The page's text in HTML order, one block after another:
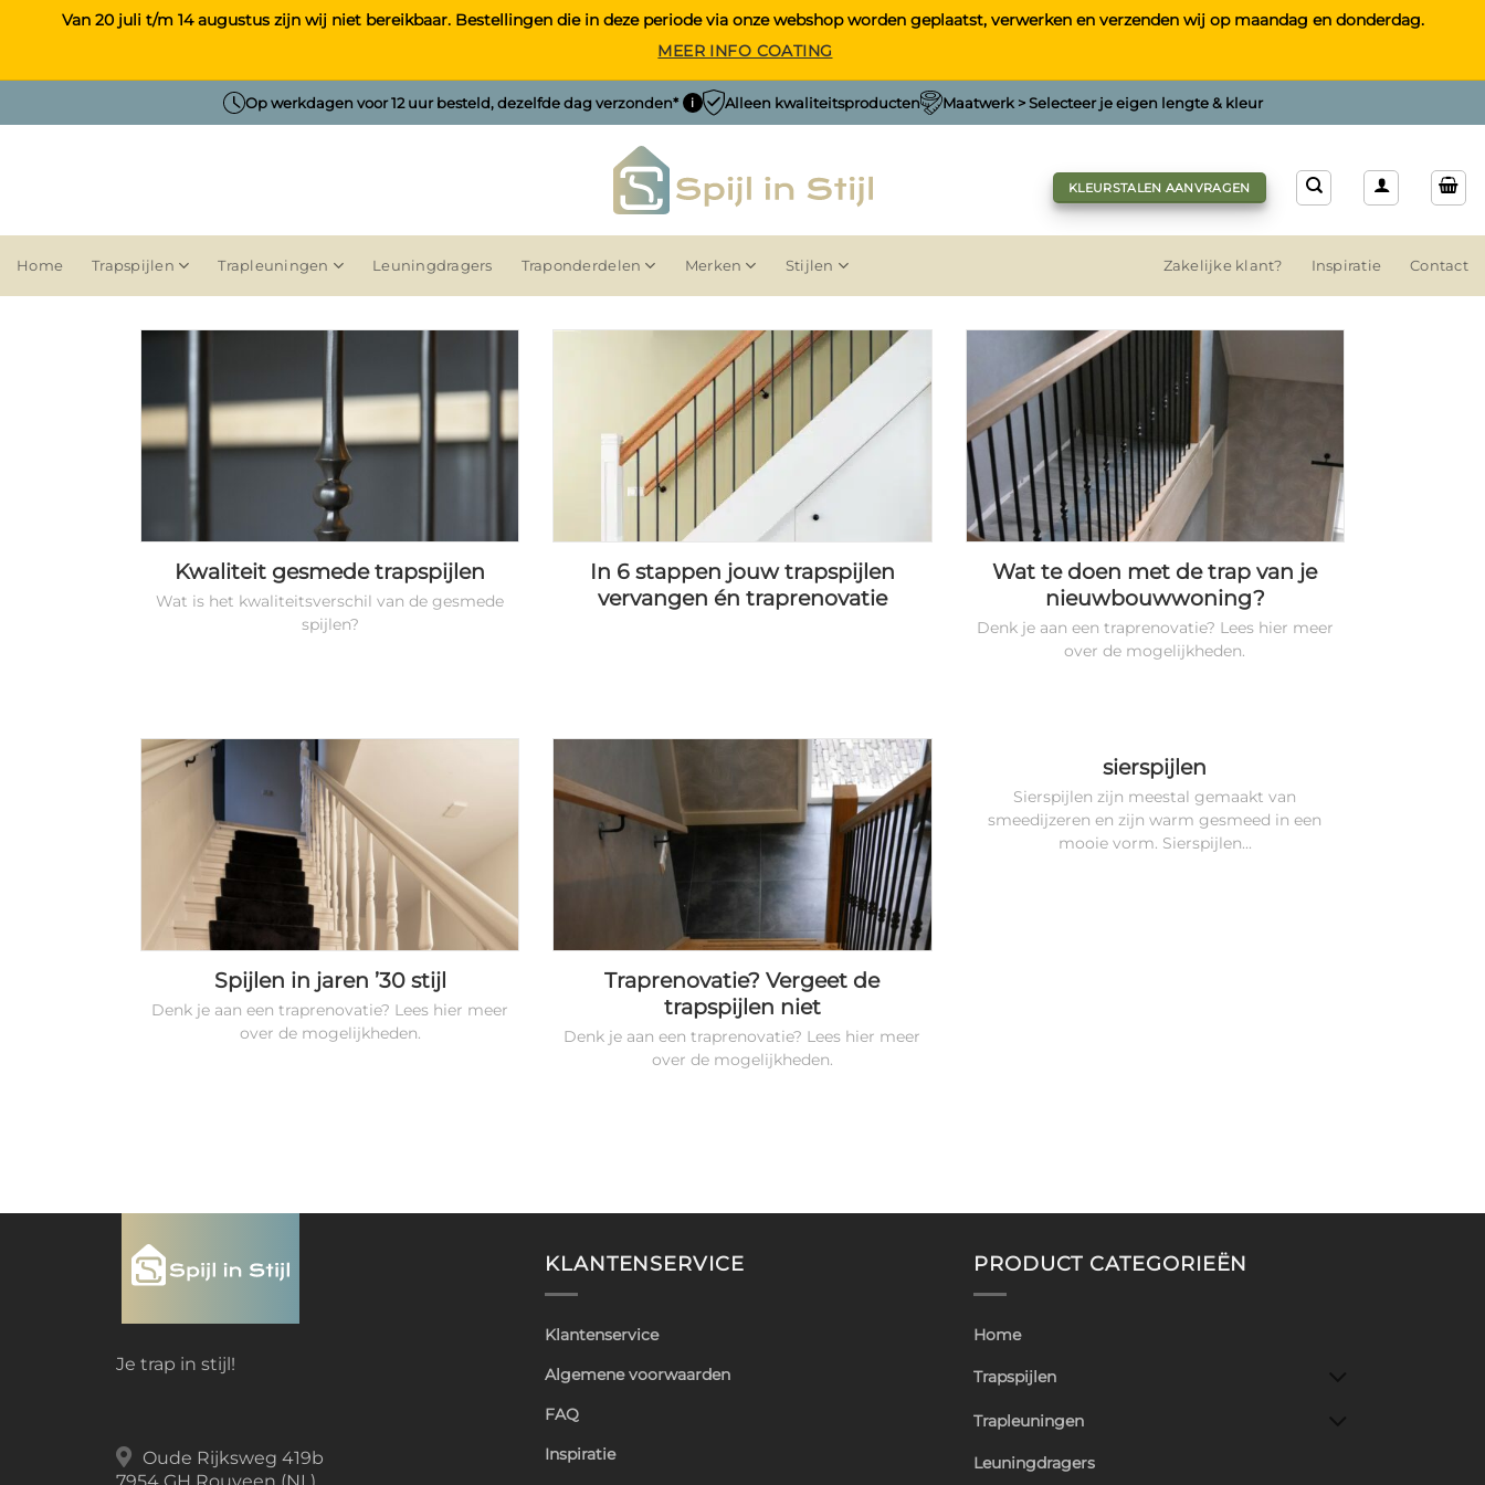
inhoud
Van 20 juli t/m 14 augustus zijn wij niet bereikbaar. Bestellingen die in deze periode via onze webshop worden geplaatst, verwerken en verzenden wij op maandag en donderdag.
MEER INFO COATING
Op werkdagen voor 12 uur besteld, dezelfde dag verzonden* i Alleen kwaliteitsproducten Maatwerk > Selecteer je eigen lengte & kleur
KLEURSTALEN AANVRAGEN
Home Trapspijlen Trapleuningen Leuningdragers Traponderdelen Merken Stijlen Zakelijke klant? Inspiratie Contact
Kwaliteit gesmede trapspijlen
Wat is het kwaliteitsverschil van de gesmede
spijlen?
In 6 stappen jouw trapspijlen
vervangen én traprenovatie
Wat te doen met de trap van je
nieuwbouwwoning?
Denk je aan een traprenovatie? Lees hier meer
over de mogelijkheden.
Spijlen in jaren ’30 stijl
Denk je aan een traprenovatie? Lees hier meer
over de mogelijkheden.
Traprenovatie? Vergeet de
trapspijlen niet
Denk je aan een traprenovatie? Lees hier meer
over de mogelijkheden.
sierspijlen
Sierspijlen zijn meestal gemaakt van
smeedijzeren en zijn warm gesmeed in een
mooie vorm. Sierspijlen...
Je trap in stijl!
Oude Rijksweg 419b
7954 GH Rouveen (NL)
KLANTENSERVICE
Klantenservice
Algemene voorwaarden
FAQ
Inspiratie
PRODUCT CATEGORIEËN
Home
Trapspijlen
Trapleuningen
Leuningdragers